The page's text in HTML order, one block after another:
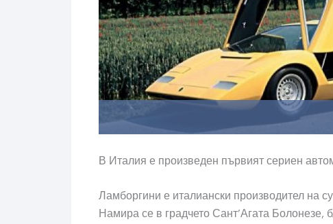
В Италия е произведен първият сериен
Ламборгини е италиански производител на
Намира се в градчето Сант’Агата